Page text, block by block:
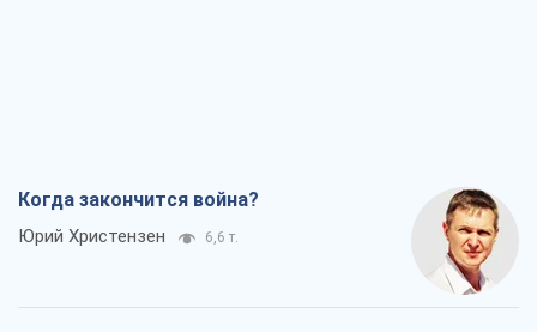
Когда закончится война?
Юрий Христензен 6,6 т.